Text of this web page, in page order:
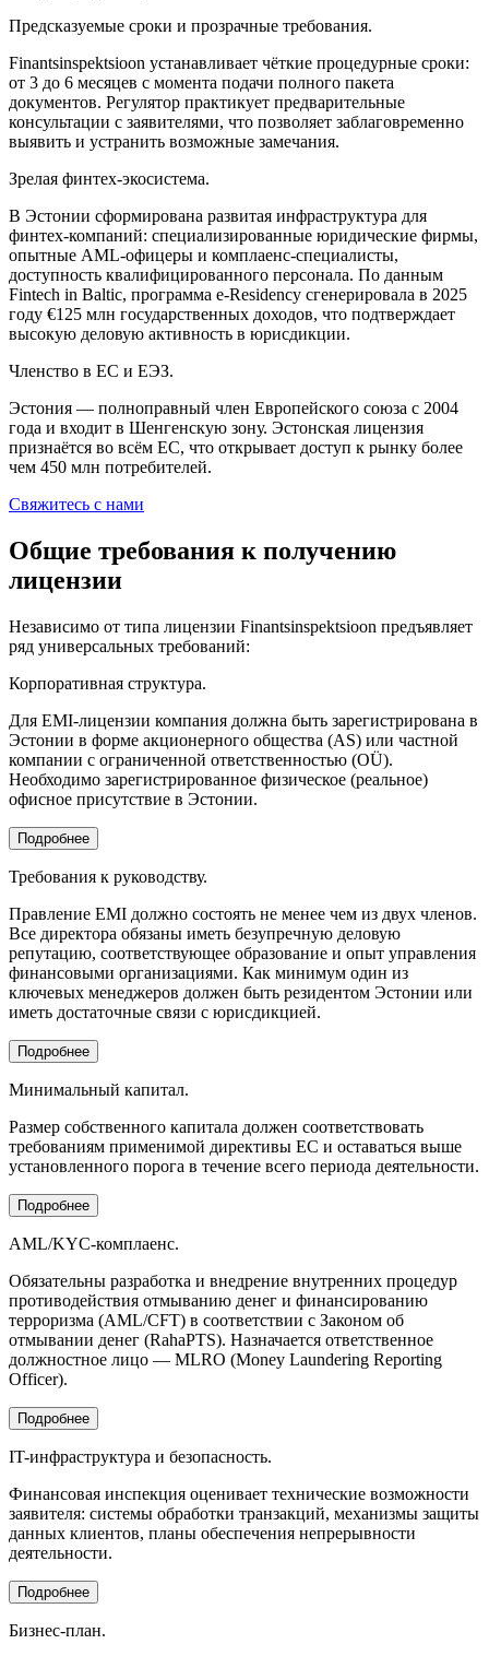
Предсказуемые сроки и прозрачные требования.
Finantsinspektsioon устанавливает чёткие процедурные сроки:
от 3 до 6 месяцев с момента подачи полного пакета
документов. Регулятор практикует предварительные
консультации с заявителями, что позволяет заблаговременно
выявить и устранить возможные замечания.
Зрелая финтех-экосистема.
В Эстонии сформирована развитая инфраструктура для
финтех-компаний: специализированные юридические фирмы,
опытные AML-офицеры и комплаенс-специалисты,
доступность квалифицированного персонала. По данным
Fintech in Baltic, программа e-Residency сгенерировала в 2025
году €125 млн государственных доходов, что подтверждает
высокую деловую активность в юрисдикции.
Членство в ЕС и ЕЭЗ.
Эстония — полноправный член Европейского союза с 2004
года и входит в Шенгенскую зону. Эстонская лицензия
признаётся во всём ЕС, что открывает доступ к рынку более
чем 450 млн потребителей.
Свяжитесь с нами
Общие требования к получению
лицензии
Независимо от типа лицензии Finantsinspektsioon предъявляет
ряд универсальных требований:
Корпоративная структура.
Для EMI-лицензии компания должна быть зарегистрирована в
Эстонии в форме акционерного общества (AS) или частной
компании с ограниченной ответственностью (OÜ).
Необходимо зарегистрированное физическое (реальное)
офисное присутствие в Эстонии.
Подробнее
Требования к руководству.
Правление EMI должно состоять не менее чем из двух членов.
Все директора обязаны иметь безупречную деловую
репутацию, соответствующее образование и опыт управления
финансовыми организациями. Как минимум один из
ключевых менеджеров должен быть резидентом Эстонии или
иметь достаточные связи с юрисдикцией.
Подробнее
Минимальный капитал.
Размер собственного капитала должен соответствовать
требованиям применимой директивы ЕС и оставаться выше
установленного порога в течение всего периода деятельности.
Подробнее
AML/KYC-комплаенс.
Обязательны разработка и внедрение внутренних процедур
противодействия отмыванию денег и финансированию
терроризма (AML/CFT) в соответствии с Законом об
отмывании денег (RahaPTS). Назначается ответственное
должностное лицо — MLRO (Money Laundering Reporting
Officer).
Подробнее
IT-инфраструктура и безопасность.
Финансовая инспекция оценивает технические возможности
заявителя: системы обработки транзакций, механизмы защиты
данных клиентов, планы обеспечения непрерывности
деятельности.
Подробнее
Бизнес-план.